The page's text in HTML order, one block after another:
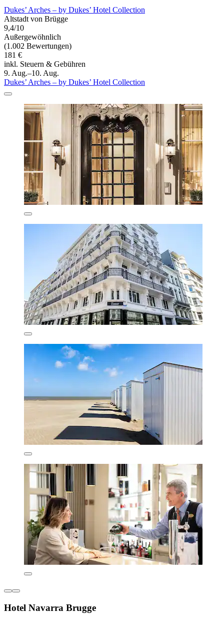
Dukes’ Arches – by Dukes’ Hotel Collection
Altstadt von Brügge
9,4/10
Außergewöhnlich
(1.002 Bewertungen)
181 €
inkl. Steuern & Gebühren
9. Aug.–10. Aug.
Dukes’ Arches – by Dukes’ Hotel Collection
Hotel Navarra Brugge